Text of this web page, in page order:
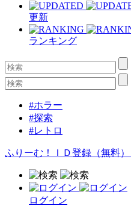
更新
ランキング
#ホラー
#探索
#レトロ
ふりーむ！ＩＤ登録（無料）
ログイン